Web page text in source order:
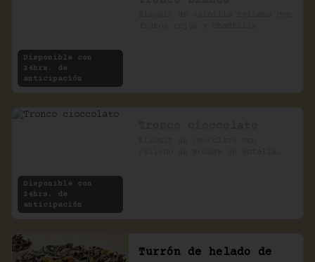
Disponible con
24hrs. de
anticipación
Disponible con
24hrs. de
anticipación
Turrón de helado de